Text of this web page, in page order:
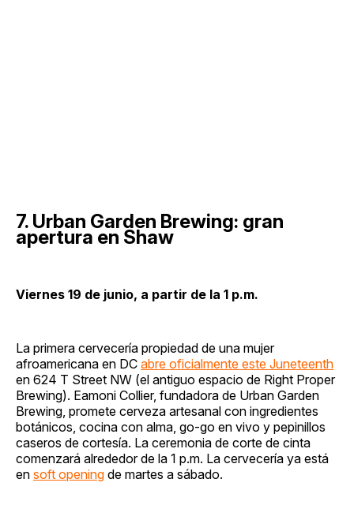
7. Urban Garden Brewing: gran
apertura en Shaw
Viernes 19 de junio, a partir de la 1 p.m.
La primera cervecería propiedad de una mujer
afroamericana en DC abre oficialmente este Juneteenth
en 624 T Street NW (el antiguo espacio de Right Proper
Brewing). Eamoni Collier, fundadora de Urban Garden
Brewing, promete cerveza artesanal con ingredientes
botánicos, cocina con alma, go-go en vivo y pepinillos
caseros de cortesía. La ceremonia de corte de cinta
comenzará alrededor de la 1 p.m. La cervecería ya está
en soft opening de martes a sábado.